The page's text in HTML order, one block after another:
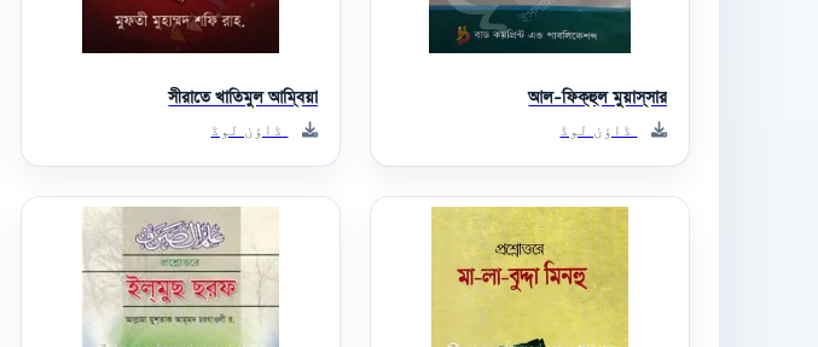
আল-ফিক্‌হুল মুয়াস্‌সার
ڈاؤن لوڈ
সীরাতে খাতিমুল আম্বিয়া
ڈاؤن لوڈ